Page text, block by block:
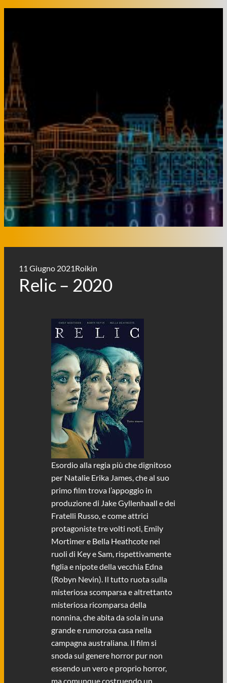
11 Giugno 2021Roikin
Relic – 2020
Esordio alla regia più che dignitoso
per Natalie Erika James, che al suo
primo film trova l’appoggio in
produzione di Jake Gyllenhaall e dei
Fratelli Russo, e come attrici
protagoniste tre volti noti, Emily
Mortimer e Bella Heathcote nei
ruoli di Key e Sam, rispettivamente
figlia e nipote della vecchia Edna
(Robyn Nevin). Il tutto ruota sulla
misteriosa scomparsa e altrettanto
misteriosa ricomparsa della
nonnina, che abita da sola in una
grande e rumorosa casa nella
campagna australiana. Il film si
snoda sul genere horror pur non
essendo un vero e proprio horror,
ma comunque costruendo un